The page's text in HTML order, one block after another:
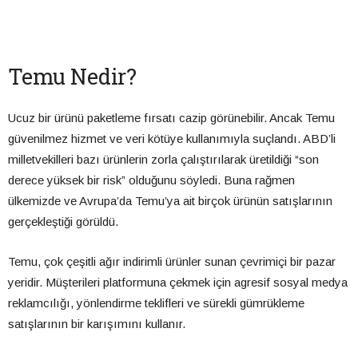
Temu Nedir?
Ucuz bir ürünü paketleme fırsatı cazip görünebilir. Ancak Temu
güvenilmez hizmet ve veri kötüye kullanımıyla suçlandı. ABD’li
milletvekilleri bazı ürünlerin zorla çalıştırılarak üretildiği “son
derece yüksek bir risk” olduğunu söyledi. Buna rağmen
ülkemizde ve Avrupa’da Temu’ya ait birçok ürünün satışlarının
gerçekleştiği görüldü.
Temu, çok çeşitli ağır indirimli ürünler sunan çevrimiçi bir pazar
yeridir. Müşterileri platformuna çekmek için agresif sosyal medya
reklamcılığı, yönlendirme teklifleri ve sürekli gümrükleme
satışlarının bir karışımını kullanır.